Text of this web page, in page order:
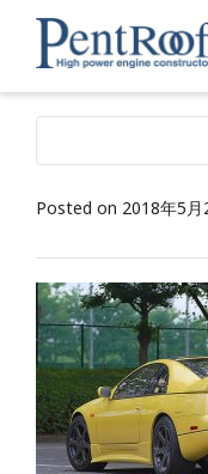
Posted on 2018年5月